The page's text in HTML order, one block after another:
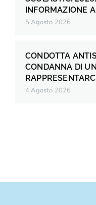
INFORMAZIONE
5 Agosto 2026
CONDOTTA
CONDANNA DI
4 Agosto 2026